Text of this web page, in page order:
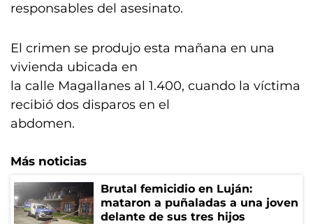
responsables del asesinato.
El crimen se produjo esta mañana en una
vivienda ubicada en
la calle Magallanes al 1.400, cuando la víctima
recibió dos disparos en el
abdomen.
Más noticias
Brutal femicidio en Luján:
mataron a puñaladas a una joven
delante de sus tres hijos